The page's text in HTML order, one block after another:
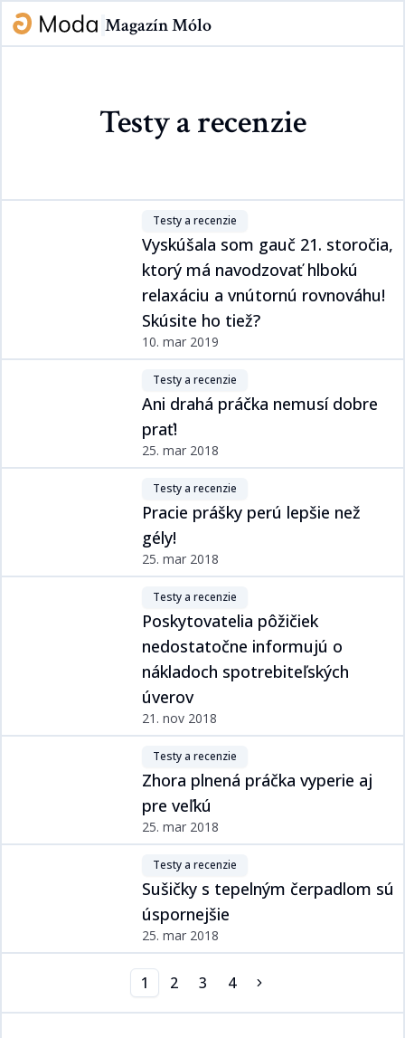
Magazín Mólo
Testy a recenzie​​​​‌ ‍ ​‍​‍‌‍ ‌ ​‍‌‍‍‌‌‍‌ ‌‍‍‌‌‍ ‍​‍​‍​ ‍‍​‍​‍‌ ​ ‌‍​‌‌‍ ‍‌‍‍‌‌ ‌​‌ ‍‌​‍ ‍‌‍‍‌‌‍ ​‍​‍​‍ ​​‍​‍‌‍‍​‌ ​‍‌‍‌‌‌‍‌‍​‍​‍​ ‍‍​‍​‍‌‍‍​‌ ‌​‌ ‌​‌ ​​​ ‍‍​‍ ​‍ ‌‍ ​‌‍ ‌‍​ ‌‍​‌‌‍ ​‌‍‍​‌‍ ‌ ​ ‌ ‌​​ ‍‍​ ​ ​ ​​​ ​​​ ​​​‍ ‌ ​ ‌ ‌​‌ ‌‌‌‍‌​‌‍‍‌‌‍ ​‍ ‌‍‍‌‌‍ ‍‌ ‌​‌‍‌‌‌‍ ‍‌ ‌​​‍ ‌‍‌‌‌‍‌​‌‍‍‌‌ ‌​​‍ ‌‍ ‌‌‍ ‌‍‌​‌‍‌‌​ ‌‌ ​​‌ ​‍‌‍‌‌‌ ​ ‌‍‌‌‌‍ ‍‌ ‌​‌‍​‌‌ ‌​‌‍‍‌‌‍ ‌‍ ‍​ ‍ ‌‍‍‌‌‍‌​​ ‌‌‍​ ‌‍​‌‌ ‌​‌‍‌‌‌‍‌ ‌‍ ‌ ​‍‌ ‍‌​‍ ‌​ ​‌​ ‌‍​ ‍ ‌ ‌​‌ ‍‌‌ ​​‌‍‌‌​ ‌‌‍​ ‌‍​‌‌ ‌​‌‍‌‌‌‍‌ ‌‍ ‌ ​‍‌ ‍‌​ ‍ ‌ ​​‌‍​‌‌ ‌​‌‍‍​​ ‌‌‍ ‍‌‍​‌‌‍ ‌‌‍‌‌​ ‌‍​‍‌‍​‌‌ ​ ‌‍‌‌‌‌‌‌‌ ​‍‌‍ ​​ ‌‌‍‍​‌ ‌​‌ ‌​‌ ​​​‍‌‌​ ​ ‌​​‌​‍‌‌​ ​‍‌​‌‍​‍‌‌​ ​‍‌​‌‍‌‍ ​‌‍ ‌‍​ ‌‍​‌‌‍ ​‌‍‍​‌‍ ‌ ​ ‌ ‌​​‍‌‌​ ​ ‌​​‌​ ​ ​ ​​​ ​​​ ​​​‍‌‌​ ​‍‌​‌‍‌ ​ ‌ ‌​‌ ‌‌‌‍‌​‌‍‍‌‌‍ ​‍‌‍‌‍‍‌‌‍‌​​ ‌‌‍​ ‌‍​‌‌ ‌​‌‍‌‌‌‍‌ ‌‍ ‌ ​‍‌ ‍‌​‍ ‌​ ​‌​ ‌‍​‍‌‍‌ ‌​‌ ‍‌‌ ​​‌‍‌‌​ ‌‌‍​ ‌‍​‌‌ ‌​‌‍‌‌‌‍‌ ‌‍ ‌ ​‍‌ ‍‌​‍‌‍‌ ​​‌‍​‌‌ ‌​‌‍‍​​ ‌‌‍ ‍‌‍​‌‌‍ ‌‌‍‌‌​‍‌‍‌ ​​‌‍‌‌‌ ​‍‌ ​ ‌ ​​‌‍‌‌‌‍​ ‌ ‌​‌‍‍‌‌ ‌‍‌‍‌‌​ ‌‌ ​​‌ ‌‌‌‍​‍‌‍ ​‌‍‍‌‌ ​ ‌‍‍​‌‍‌‌‌‍‌​​‍​‍‌ ‌
Testy a recenzie​​​​‌ ‍ ​‍​‍‌‍ ‌ ​‍‌‍‍‌‌‍‌ ‌‍‍‌‌‍ ‍​‍​‍​ ‍‍​‍​‍‌ ​ ‌‍​‌‌‍ ‍‌‍‍‌‌ ‌​‌ ‍‌​‍ ‍‌‍‍‌‌‍ ​‍​‍​‍ ​​‍​‍‌‍‍​‌ ​‍‌‍‌‌‌‍‌‍​‍​‍​ ‍‍​‍​‍‌‍‍​‌ ‌​‌ ‌​‌ ​​​ ‍‍​‍ ​‍ ‌‍ ​‌‍ ‌‍​ ‌‍​‌‌‍ ​‌‍‍​‌‍ ‌ ​ ‌ ‌​​ ‍‍​ ​ ​ ​​​ ​​​ ​​​‍ ‌ ​ ‌ ‌​‌ ‌‌‌‍‌​‌‍‍‌‌‍ ​‍ ‌‍‍‌‌‍ ‍‌ ‌​‌‍‌‌‌‍ ‍‌ ‌​​‍ ‌‍‌‌‌‍‌​‌‍‍‌‌ ‌​​‍ ‌‍ ‌‌‍ ‌‍‌​‌‍‌‌​ ‌‌ ​​‌ ​‍‌‍‌‌‌ ​ ‌‍‌‌‌‍ ‍‌ ‌​‌‍​‌‌ ‌​‌‍‍‌‌‍ ‌‍ ‍​ ‍ ‌‍‍‌‌‍‌​​ ‌‌‍​ ‌‍​‌‌ ‌​‌‍‌‌‌‍‌ ‌‍ ‌ ​‍‌ ‍‌​‍ ‌​ ​‌​ ‌‍​ ‍ ‌ ‌​‌ ‍‌‌ ​​‌‍‌‌​ ‌‌‍​ ‌‍​‌‌ ‌​‌‍‌‌‌‍‌ ‌‍ ‌ ​‍‌ ‍‌​ ‍ ‌ ​​‌‍​‌‌ ‌​‌‍‍​​ ‌‌‍ ‍‌‍​‌‌‍ ‌‌‍‌‌​ ‌‍​‍‌‍​‌‌ ​ ‌‍‌‌‌‌‌‌‌ ​‍‌‍ ​​ ‌‌‍‍​‌ ‌​‌ ‌​‌ ​​​‍‌‌​ ​ ‌​​‌​‍‌‌​ ​‍‌​‌‍​‍‌‌​ ​‍‌​‌‍‌‍ ​‌‍ ‌‍​ ‌‍​‌‌‍ ​‌‍‍​‌‍ ‌ ​ ‌ ‌​​‍‌‌​ ​ ‌​​‌​ ​ ​ ​​​ ​​​ ​​​‍‌‌​ ​‍‌​‌‍‌ ​ ‌ ‌​‌ ‌‌‌‍‌​‌‍‍‌‌‍ ​‍‌‍‌‍‍‌‌‍‌​​ ‌‌‍​ ‌‍​‌‌ ‌​‌‍‌‌‌‍‌ ‌‍ ‌ ​‍‌ ‍‌​‍ ‌​ ​‌​ ‌‍​‍‌‍‌ ‌​‌ ‍‌‌ ​​‌‍‌‌​ ‌‌‍​ ‌‍​‌‌ ‌​‌‍‌‌‌‍‌ ‌‍ ‌ ​‍‌ ‍‌​‍‌‍‌ ​​‌‍​‌‌ ‌​‌‍‍​​ ‌‌‍ ‍‌‍​‌‌‍ ‌‌‍‌‌​‍‌‍‌ ​​‌‍‌‌‌ ​‍‌ ​ ‌ ​​‌‍‌‌‌‍​ ‌ ‌​‌‍‍‌‌ ‌‍‌‍‌‌​ ‌‌ ​​‌ ‌‌‌‍​‍‌‍ ​‌‍‍‌‌ ​ ‌‍‍​‌‍‌‌‌‍‌​​‍​‍‌ ‌
Vyskúšala som gauč 21. storočia,
ktorý má navodzovať hlbokú
relaxáciu a vnútornú rovnováhu!
Skúsite ho tiež?​​​​‌ ‍ ​‍​‍‌‍ ‌ ​‍‌‍‍‌‌‍‌ ‌‍‍‌‌‍ ‍​‍​‍​ ‍‍​‍​‍‌ ​ ‌‍​‌‌‍ ‍‌‍‍‌‌ ‌​‌ ‍‌​‍ ‍‌‍‍‌‌‍ ​‍​‍​‍ ​​‍​‍‌‍‍​‌ ​‍‌‍‌‌‌‍‌‍​‍​‍​ ‍‍​‍​‍‌‍‍​‌ ‌​‌ ‌​‌ ​​​ ‍‍​‍ ​‍ ‌‍ ​‌‍ ‌‍​ ‌‍​‌‌‍ ​‌‍‍​‌‍ ‌ ​ ‌ ‌​​ ‍‍​ ​ ​ ​​​ ​​​ ​​​‍ ‌ ​ ‌ ‌​‌ ‌‌‌‍‌​‌‍‍‌‌‍ ​‍ ‌‍‍‌‌‍ ‍‌ ‌​‌‍‌‌‌‍ ‍‌ ‌​​‍ ‌‍‌‌‌‍‌​‌‍‍‌‌ ‌​​‍ ‌‍ ‌‌‍ ‌‍‌​‌‍‌‌​ ‌‌ ​​‌ ​‍‌‍‌‌‌ ​ ‌‍‌‌‌‍ ‍‌ ‌​‌‍​‌‌ ‌​‌‍‍‌‌‍ ‌‍ ‍​ ‍ ‌‍‍‌‌‍‌​​ ‌‌ ​​‌‍ ‌ ​ ‌ ‌​​‍ ‌​ ​‍​ ‍​​ ​‍​ ‍​​ ‌ ​ ‍‌​ ‍ ‌ ‌​‌ ‍‌‌ ​​‌‍‌‌​ ‌‌ ​​‌‍ ‌ ​ ‌ ‌​​ ‍ ‌ ​​‌‍​‌‌ ‌​‌‍‍​​ ‌‌ ‌​‌‍‍‌‌ ‌​‌‍ ​‌‍‌‌​ ‌‍​‍‌‍​‌‌ ​ ‌‍‌‌‌‌‌‌‌ ​‍‌‍ ​​ ‌‌‍‍​‌ ‌​‌ ‌​‌ ​​​‍‌‌​ ​ ‌​​‌​‍‌‌​ ​‍‌​‌‍​‍‌‌​ ​‍‌​‌‍‌‍ ​‌‍ ‌‍​ ‌‍​‌‌‍ ​‌‍‍​‌‍ ‌ ​ ‌ ‌​​‍‌‌​ ​ ‌​​‌​ ​ ​ ​​​ ​​​ ​​​‍‌‌​ ​‍‌​‌‍‌ ​ ‌ ‌​‌ ‌‌‌‍‌​‌‍‍‌‌‍ ​‍‌‍‌‍‍‌‌‍‌​​ ‌‌ ​​‌‍ ‌ ​ ‌ ‌​​‍ ‌​ ​‍​ ‍​​ ​‍​ ‍​​ ‌ ​ ‍‌​‍‌‍‌ ‌​‌ ‍‌‌ ​​‌‍‌‌​ ‌‌ ​​‌‍ ‌ ​ ‌ ‌​​‍‌‍‌ ​​‌‍​‌‌ ‌​‌‍‍​​ ‌‌ ‌​‌‍‍‌‌ ‌​‌‍ ​‌‍‌‌​‍‌‍‌ ​​‌‍‌‌‌ ​‍‌ ​ ‌ ​​‌‍‌‌‌‍​ ‌ ‌​‌‍‍‌‌ ‌‍‌‍‌‌​ ‌‌ ​​‌ ‌‌‌‍​‍‌‍ ​‌‍‍‌‌ ​ ‌‍‍​‌‍‌‌‌‍‌​​‍​‍‌ ‌
10. mar 2019
Testy a recenzie​​​​‌ ‍ ​‍​‍‌‍ ‌ ​‍‌‍‍‌‌‍‌ ‌‍‍‌‌‍ ‍​‍​‍​ ‍‍​‍​‍‌ ​ ‌‍​‌‌‍ ‍‌‍‍‌‌ ‌​‌ ‍‌​‍ ‍‌‍‍‌‌‍ ​‍​‍​‍ ​​‍​‍‌‍‍​‌ ​‍‌‍‌‌‌‍‌‍​‍​‍​ ‍‍​‍​‍‌‍‍​‌ ‌​‌ ‌​‌ ​​​ ‍‍​‍ ​‍ ‌‍ ​‌‍ ‌‍​ ‌‍​‌‌‍ ​‌‍‍​‌‍ ‌ ​ ‌ ‌​​ ‍‍​ ​ ​ ​​​ ​​​ ​​​‍ ‌ ​ ‌ ‌​‌ ‌‌‌‍‌​‌‍‍‌‌‍ ​‍ ‌‍‍‌‌‍ ‍‌ ‌​‌‍‌‌‌‍ ‍‌ ‌​​‍ ‌‍‌‌‌‍‌​‌‍‍‌‌ ‌​​‍ ‌‍ ‌‌‍ ‌‍‌​‌‍‌‌​ ‌‌ ​​‌ ​‍‌‍‌‌‌ ​ ‌‍‌‌‌‍ ‍‌ ‌​‌‍​‌‌ ‌​‌‍‍‌‌‍ ‌‍ ‍​ ‍ ‌‍‍‌‌‍‌​​ ‌‌‍​ ‌‍​‌‌ ‌​‌‍‌‌‌‍‌ ‌‍ ‌ ​‍‌ ‍‌​‍ ‌​ ​‌​ ‌‍​ ‍ ‌ ‌​‌ ‍‌‌ ​​‌‍‌‌​ ‌‌‍​ ‌‍​‌‌ ‌​‌‍‌‌‌‍‌ ‌‍ ‌ ​‍‌ ‍‌​ ‍ ‌ ​​‌‍​‌‌ ‌​‌‍‍​​ ‌‌‍ ‍‌‍​‌‌‍ ‌‌‍‌‌​ ‌‍​‍‌‍​‌‌ ​ ‌‍‌‌‌‌‌‌‌ ​‍‌‍ ​​ ‌‌‍‍​‌ ‌​‌ ‌​‌ ​​​‍‌‌​ ​ ‌​​‌​‍‌‌​ ​‍‌​‌‍​‍‌‌​ ​‍‌​‌‍‌‍ ​‌‍ ‌‍​ ‌‍​‌‌‍ ​‌‍‍​‌‍ ‌ ​ ‌ ‌​​‍‌‌​ ​ ‌​​‌​ ​ ​ ​​​ ​​​ ​​​‍‌‌​ ​‍‌​‌‍‌ ​ ‌ ‌​‌ ‌‌‌‍‌​‌‍‍‌‌‍ ​‍‌‍‌‍‍‌‌‍‌​​ ‌‌‍​ ‌‍​‌‌ ‌​‌‍‌‌‌‍‌ ‌‍ ‌ ​‍‌ ‍‌​‍ ‌​ ​‌​ ‌‍​‍‌‍‌ ‌​‌ ‍‌‌ ​​‌‍‌‌​ ‌‌‍​ ‌‍​‌‌ ‌​‌‍‌‌‌‍‌ ‌‍ ‌ ​‍‌ ‍‌​‍‌‍‌ ​​‌‍​‌‌ ‌​‌‍‍​​ ‌‌‍ ‍‌‍​‌‌‍ ‌‌‍‌‌​‍‌‍‌ ​​‌‍‌‌‌ ​‍‌ ​ ‌ ​​‌‍‌‌‌‍​ ‌ ‌​‌‍‍‌‌ ‌‍‌‍‌‌​ ‌‌ ​​‌ ‌‌‌‍​‍‌‍ ​‌‍‍‌‌ ​ ‌‍‍​‌‍‌‌‌‍‌​​‍​‍‌ ‌
Ani drahá práčka nemusí dobre
prať!​​​​‌ ‍ ​‍​‍‌‍ ‌ ​‍‌‍‍‌‌‍‌ ‌‍‍‌‌‍ ‍​‍​‍​ ‍‍​‍​‍‌ ​ ‌‍​‌‌‍ ‍‌‍‍‌‌ ‌​‌ ‍‌​‍ ‍‌‍‍‌‌‍ ​‍​‍​‍ ​​‍​‍‌‍‍​‌ ​‍‌‍‌‌‌‍‌‍​‍​‍​ ‍‍​‍​‍‌‍‍​‌ ‌​‌ ‌​‌ ​​​ ‍‍​‍ ​‍ ‌‍ ​‌‍ ‌‍​ ‌‍​‌‌‍ ​‌‍‍​‌‍ ‌ ​ ‌ ‌​​ ‍‍​ ​ ​ ​​​ ​​​ ​​​‍ ‌ ​ ‌ ‌​‌ ‌‌‌‍‌​‌‍‍‌‌‍ ​‍ ‌‍‍‌‌‍ ‍‌ ‌​‌‍‌‌‌‍ ‍‌ ‌​​‍ ‌‍‌‌‌‍‌​‌‍‍‌‌ ‌​​‍ ‌‍ ‌‌‍ ‌‍‌​‌‍‌‌​ ‌‌ ​​‌ ​‍‌‍‌‌‌ ​ ‌‍‌‌‌‍ ‍‌ ‌​‌‍​‌‌ ‌​‌‍‍‌‌‍ ‌‍ ‍​ ‍ ‌‍‍‌‌‍‌​​ ‌‌ ​​‌‍ ‌ ​ ‌ ‌​​‍ ‌​ ​‍​ ‍‌​ ​‍​ ‌‌​ ‌‌​ ‌ ​ ‍ ‌ ‌​‌ ‍‌‌ ​​‌‍‌‌​ ‌‌ ​​‌‍ ‌ ​ ‌ ‌​​ ‍ ‌ ​​‌‍​‌‌ ‌​‌‍‍​​ ‌‌ ‌​‌‍‍‌‌ ‌​‌‍ ​‌‍‌‌​ ‌‍​‍‌‍​‌‌ ​ ‌‍‌‌‌‌‌‌‌ ​‍‌‍ ​​ ‌‌‍‍​‌ ‌​‌ ‌​‌ ​​​‍‌‌​ ​ ‌​​‌​‍‌‌​ ​‍‌​‌‍​‍‌‌​ ​‍‌​‌‍‌‍ ​‌‍ ‌‍​ ‌‍​‌‌‍ ​‌‍‍​‌‍ ‌ ​ ‌ ‌​​‍‌‌​ ​ ‌​​‌​ ​ ​ ​​​ ​​​ ​​​‍‌‌​ ​‍‌​‌‍‌ ​ ‌ ‌​‌ ‌‌‌‍‌​‌‍‍‌‌‍ ​‍‌‍‌‍‍‌‌‍‌​​ ‌‌ ​​‌‍ ‌ ​ ‌ ‌​​‍ ‌​ ​‍​ ‍‌​ ​‍​ ‌‌​ ‌‌​ ‌ ​‍‌‍‌ ‌​‌ ‍‌‌ ​​‌‍‌‌​ ‌‌ ​​‌‍ ‌ ​ ‌ ‌​​‍‌‍‌ ​​‌‍​‌‌ ‌​‌‍‍​​ ‌‌ ‌​‌‍‍‌‌ ‌​‌‍ ​‌‍‌‌​‍‌‍‌ ​​‌‍‌‌‌ ​‍‌ ​ ‌ ​​‌‍‌‌‌‍​ ‌ ‌​‌‍‍‌‌ ‌‍‌‍‌‌​ ‌‌ ​​‌ ‌‌‌‍​‍‌‍ ​‌‍‍‌‌ ​ ‌‍‍​‌‍‌‌‌‍‌​​‍​‍‌ ‌
25. mar 2018
Testy a recenzie​​​​‌ ‍ ​‍​‍‌‍ ‌ ​‍‌‍‍‌‌‍‌ ‌‍‍‌‌‍ ‍​‍​‍​ ‍‍​‍​‍‌ ​ ‌‍​‌‌‍ ‍‌‍‍‌‌ ‌​‌ ‍‌​‍ ‍‌‍‍‌‌‍ ​‍​‍​‍ ​​‍​‍‌‍‍​‌ ​‍‌‍‌‌‌‍‌‍​‍​‍​ ‍‍​‍​‍‌‍‍​‌ ‌​‌ ‌​‌ ​​​ ‍‍​‍ ​‍ ‌‍ ​‌‍ ‌‍​ ‌‍​‌‌‍ ​‌‍‍​‌‍ ‌ ​ ‌ ‌​​ ‍‍​ ​ ​ ​​​ ​​​ ​​​‍ ‌ ​ ‌ ‌​‌ ‌‌‌‍‌​‌‍‍‌‌‍ ​‍ ‌‍‍‌‌‍ ‍‌ ‌​‌‍‌‌‌‍ ‍‌ ‌​​‍ ‌‍‌‌‌‍‌​‌‍‍‌‌ ‌​​‍ ‌‍ ‌‌‍ ‌‍‌​‌‍‌‌​ ‌‌ ​​‌ ​‍‌‍‌‌‌ ​ ‌‍‌‌‌‍ ‍‌ ‌​‌‍​‌‌ ‌​‌‍‍‌‌‍ ‌‍ ‍​ ‍ ‌‍‍‌‌‍‌​​ ‌‌‍​ ‌‍​‌‌ ‌​‌‍‌‌‌‍‌ ‌‍ ‌ ​‍‌ ‍‌​‍ ‌​ ​‌​ ‌‍​ ‍ ‌ ‌​‌ ‍‌‌ ​​‌‍‌‌​ ‌‌‍​ ‌‍​‌‌ ‌​‌‍‌‌‌‍‌ ‌‍ ‌ ​‍‌ ‍‌​ ‍ ‌ ​​‌‍​‌‌ ‌​‌‍‍​​ ‌‌‍ ‍‌‍​‌‌‍ ‌‌‍‌‌​ ‌‍​‍‌‍​‌‌ ​ ‌‍‌‌‌‌‌‌‌ ​‍‌‍ ​​ ‌‌‍‍​‌ ‌​‌ ‌​‌ ​​​‍‌‌​ ​ ‌​​‌​‍‌‌​ ​‍‌​‌‍​‍‌‌​ ​‍‌​‌‍‌‍ ​‌‍ ‌‍​ ‌‍​‌‌‍ ​‌‍‍​‌‍ ‌ ​ ‌ ‌​​‍‌‌​ ​ ‌​​‌​ ​ ​ ​​​ ​​​ ​​​‍‌‌​ ​‍‌​‌‍‌ ​ ‌ ‌​‌ ‌‌‌‍‌​‌‍‍‌‌‍ ​‍‌‍‌‍‍‌‌‍‌​​ ‌‌‍​ ‌‍​‌‌ ‌​‌‍‌‌‌‍‌ ‌‍ ‌ ​‍‌ ‍‌​‍ ‌​ ​‌​ ‌‍​‍‌‍‌ ‌​‌ ‍‌‌ ​​‌‍‌‌​ ‌‌‍​ ‌‍​‌‌ ‌​‌‍‌‌‌‍‌ ‌‍ ‌ ​‍‌ ‍‌​‍‌‍‌ ​​‌‍​‌‌ ‌​‌‍‍​​ ‌‌‍ ‍‌‍​‌‌‍ ‌‌‍‌‌​‍‌‍‌ ​​‌‍‌‌‌ ​‍‌ ​ ‌ ​​‌‍‌‌‌‍​ ‌ ‌​‌‍‍‌‌ ‌‍‌‍‌‌​ ‌‌ ​​‌ ‌‌‌‍​‍‌‍ ​‌‍‍‌‌ ​ ‌‍‍​‌‍‌‌‌‍‌​​‍​‍‌ ‌
Pracie prášky perú lepšie než
gély!​​​​‌ ‍ ​‍​‍‌‍ ‌ ​‍‌‍‍‌‌‍‌ ‌‍‍‌‌‍ ‍​‍​‍​ ‍‍​‍​‍‌ ​ ‌‍​‌‌‍ ‍‌‍‍‌‌ ‌​‌ ‍‌​‍ ‍‌‍‍‌‌‍ ​‍​‍​‍ ​​‍​‍‌‍‍​‌ ​‍‌‍‌‌‌‍‌‍​‍​‍​ ‍‍​‍​‍‌‍‍​‌ ‌​‌ ‌​‌ ​​​ ‍‍​‍ ​‍ ‌‍ ​‌‍ ‌‍​ ‌‍​‌‌‍ ​‌‍‍​‌‍ ‌ ​ ‌ ‌​​ ‍‍​ ​ ​ ​​​ ​​​ ​​​‍ ‌ ​ ‌ ‌​‌ ‌‌‌‍‌​‌‍‍‌‌‍ ​‍ ‌‍‍‌‌‍ ‍‌ ‌​‌‍‌‌‌‍ ‍‌ ‌​​‍ ‌‍‌‌‌‍‌​‌‍‍‌‌ ‌​​‍ ‌‍ ‌‌‍ ‌‍‌​‌‍‌‌​ ‌‌ ​​‌ ​‍‌‍‌‌‌ ​ ‌‍‌‌‌‍ ‍‌ ‌​‌‍​‌‌ ‌​‌‍‍‌‌‍ ‌‍ ‍​ ‍ ‌‍‍‌‌‍‌​​ ‌‌ ​​‌‍ ‌ ​ ‌ ‌​​‍ ‌​ ​‍​ ‍‌​ ​‍​ ‌‍​ ​ ​ ​‌​ ‍ ‌ ‌​‌ ‍‌‌ ​​‌‍‌‌​ ‌‌ ​​‌‍ ‌ ​ ‌ ‌​​ ‍ ‌ ​​‌‍​‌‌ ‌​‌‍‍​​ ‌‌ ‌​‌‍‍‌‌ ‌​‌‍ ​‌‍‌‌​ ‌‍​‍‌‍​‌‌ ​ ‌‍‌‌‌‌‌‌‌ ​‍‌‍ ​​ ‌‌‍‍​‌ ‌​‌ ‌​‌ ​​​‍‌‌​ ​ ‌​​‌​‍‌‌​ ​‍‌​‌‍​‍‌‌​ ​‍‌​‌‍‌‍ ​‌‍ ‌‍​ ‌‍​‌‌‍ ​‌‍‍​‌‍ ‌ ​ ‌ ‌​​‍‌‌​ ​ ‌​​‌​ ​ ​ ​​​ ​​​ ​​​‍‌‌​ ​‍‌​‌‍‌ ​ ‌ ‌​‌ ‌‌‌‍‌​‌‍‍‌‌‍ ​‍‌‍‌‍‍‌‌‍‌​​ ‌‌ ​​‌‍ ‌ ​ ‌ ‌​​‍ ‌​ ​‍​ ‍‌​ ​‍​ ‌‍​ ​ ​ ​‌​‍‌‍‌ ‌​‌ ‍‌‌ ​​‌‍‌‌​ ‌‌ ​​‌‍ ‌ ​ ‌ ‌​​‍‌‍‌ ​​‌‍​‌‌ ‌​‌‍‍​​ ‌‌ ‌​‌‍‍‌‌ ‌​‌‍ ​‌‍‌‌​‍‌‍‌ ​​‌‍‌‌‌ ​‍‌ ​ ‌ ​​‌‍‌‌‌‍​ ‌ ‌​‌‍‍‌‌ ‌‍‌‍‌‌​ ‌‌ ​​‌ ‌‌‌‍​‍‌‍ ​‌‍‍‌‌ ​ ‌‍‍​‌‍‌‌‌‍‌​​‍​‍‌ ‌
25. mar 2018
Testy a recenzie​​​​‌ ‍ ​‍​‍‌‍ ‌ ​‍‌‍‍‌‌‍‌ ‌‍‍‌‌‍ ‍​‍​‍​ ‍‍​‍​‍‌ ​ ‌‍​‌‌‍ ‍‌‍‍‌‌ ‌​‌ ‍‌​‍ ‍‌‍‍‌‌‍ ​‍​‍​‍ ​​‍​‍‌‍‍​‌ ​‍‌‍‌‌‌‍‌‍​‍​‍​ ‍‍​‍​‍‌‍‍​‌ ‌​‌ ‌​‌ ​​​ ‍‍​‍ ​‍ ‌‍ ​‌‍ ‌‍​ ‌‍​‌‌‍ ​‌‍‍​‌‍ ‌ ​ ‌ ‌​​ ‍‍​ ​ ​ ​​​ ​​​ ​​​‍ ‌ ​ ‌ ‌​‌ ‌‌‌‍‌​‌‍‍‌‌‍ ​‍ ‌‍‍‌‌‍ ‍‌ ‌​‌‍‌‌‌‍ ‍‌ ‌​​‍ ‌‍‌‌‌‍‌​‌‍‍‌‌ ‌​​‍ ‌‍ ‌‌‍ ‌‍‌​‌‍‌‌​ ‌‌ ​​‌ ​‍‌‍‌‌‌ ​ ‌‍‌‌‌‍ ‍‌ ‌​‌‍​‌‌ ‌​‌‍‍‌‌‍ ‌‍ ‍​ ‍ ‌‍‍‌‌‍‌​​ ‌‌‍​ ‌‍​‌‌ ‌​‌‍‌‌‌‍‌ ‌‍ ‌ ​‍‌ ‍‌​‍ ‌​ ​‌​ ‌‍​ ‍ ‌ ‌​‌ ‍‌‌ ​​‌‍‌‌​ ‌‌‍​ ‌‍​‌‌ ‌​‌‍‌‌‌‍‌ ‌‍ ‌ ​‍‌ ‍‌​ ‍ ‌ ​​‌‍​‌‌ ‌​‌‍‍​​ ‌‌‍ ‍‌‍​‌‌‍ ‌‌‍‌‌​ ‌‍​‍‌‍​‌‌ ​ ‌‍‌‌‌‌‌‌‌ ​‍‌‍ ​​ ‌‌‍‍​‌ ‌​‌ ‌​‌ ​​​‍‌‌​ ​ ‌​​‌​‍‌‌​ ​‍‌​‌‍​‍‌‌​ ​‍‌​‌‍‌‍ ​‌‍ ‌‍​ ‌‍​‌‌‍ ​‌‍‍​‌‍ ‌ ​ ‌ ‌​​‍‌‌​ ​ ‌​​‌​ ​ ​ ​​​ ​​​ ​​​‍‌‌​ ​‍‌​‌‍‌ ​ ‌ ‌​‌ ‌‌‌‍‌​‌‍‍‌‌‍ ​‍‌‍‌‍‍‌‌‍‌​​ ‌‌‍​ ‌‍​‌‌ ‌​‌‍‌‌‌‍‌ ‌‍ ‌ ​‍‌ ‍‌​‍ ‌​ ​‌​ ‌‍​‍‌‍‌ ‌​‌ ‍‌‌ ​​‌‍‌‌​ ‌‌‍​ ‌‍​‌‌ ‌​‌‍‌‌‌‍‌ ‌‍ ‌ ​‍‌ ‍‌​‍‌‍‌ ​​‌‍​‌‌ ‌​‌‍‍​​ ‌‌‍ ‍‌‍​‌‌‍ ‌‌‍‌‌​‍‌‍‌ ​​‌‍‌‌‌ ​‍‌ ​ ‌ ​​‌‍‌‌‌‍​ ‌ ‌​‌‍‍‌‌ ‌‍‌‍‌‌​ ‌‌ ​​‌ ‌‌‌‍​‍‌‍ ​‌‍‍‌‌ ​ ‌‍‍​‌‍‌‌‌‍‌​​‍​‍‌ ‌
Poskytovatelia pôžičiek
nedostatočne informujú o
nákladoch spotrebiteľských
úverov​​​​‌ ‍ ​‍​‍‌‍ ‌ ​‍‌‍‍‌‌‍‌ ‌‍‍‌‌‍ ‍​‍​‍​ ‍‍​‍​‍‌ ​ ‌‍​‌‌‍ ‍‌‍‍‌‌ ‌​‌ ‍‌​‍ ‍‌‍‍‌‌‍ ​‍​‍​‍ ​​‍​‍‌‍‍​‌ ​‍‌‍‌‌‌‍‌‍​‍​‍​ ‍‍​‍​‍‌‍‍​‌ ‌​‌ ‌​‌ ​​​ ‍‍​‍ ​‍ ‌‍ ​‌‍ ‌‍​ ‌‍​‌‌‍ ​‌‍‍​‌‍ ‌ ​ ‌ ‌​​ ‍‍​ ​ ​ ​​​ ​​​ ​​​‍ ‌ ​ ‌ ‌​‌ ‌‌‌‍‌​‌‍‍‌‌‍ ​‍ ‌‍‍‌‌‍ ‍‌ ‌​‌‍‌‌‌‍ ‍‌ ‌​​‍ ‌‍‌‌‌‍‌​‌‍‍‌‌ ‌​​‍ ‌‍ ‌‌‍ ‌‍‌​‌‍‌‌​ ‌‌ ​​‌ ​‍‌‍‌‌‌ ​ ‌‍‌‌‌‍ ‍‌ ‌​‌‍​‌‌ ‌​‌‍‍‌‌‍ ‌‍ ‍​ ‍ ‌‍‍‌‌‍‌​​ ‌‌ ​​‌‍ ‌ ​ ‌ ‌​​‍ ‌​ ​‍​ ‍‌​ ​‍​ ‌‍​ ​‍​ ​ ​ ‍ ‌ ‌​‌ ‍‌‌ ​​‌‍‌‌​ ‌‌ ​​‌‍ ‌ ​ ‌ ‌​​ ‍ ‌ ​​‌‍​‌‌ ‌​‌‍‍​​ ‌‌ ‌​‌‍‍‌‌ ‌​‌‍ ​‌‍‌‌​ ‌‍​‍‌‍​‌‌ ​ ‌‍‌‌‌‌‌‌‌ ​‍‌‍ ​​ ‌‌‍‍​‌ ‌​‌ ‌​‌ ​​​‍‌‌​ ​ ‌​​‌​‍‌‌​ ​‍‌​‌‍​‍‌‌​ ​‍‌​‌‍‌‍ ​‌‍ ‌‍​ ‌‍​‌‌‍ ​‌‍‍​‌‍ ‌ ​ ‌ ‌​​‍‌‌​ ​ ‌​​‌​ ​ ​ ​​​ ​​​ ​​​‍‌‌​ ​‍‌​‌‍‌ ​ ‌ ‌​‌ ‌‌‌‍‌​‌‍‍‌‌‍ ​‍‌‍‌‍‍‌‌‍‌​​ ‌‌ ​​‌‍ ‌ ​ ‌ ‌​​‍ ‌​ ​‍​ ‍‌​ ​‍​ ‌‍​ ​‍​ ​ ​‍‌‍‌ ‌​‌ ‍‌‌ ​​‌‍‌‌​ ‌‌ ​​‌‍ ‌ ​ ‌ ‌​​‍‌‍‌ ​​‌‍​‌‌ ‌​‌‍‍​​ ‌‌ ‌​‌‍‍‌‌ ‌​‌‍ ​‌‍‌‌​‍‌‍‌ ​​‌‍‌‌‌ ​‍‌ ​ ‌ ​​‌‍‌‌‌‍​ ‌ ‌​‌‍‍‌‌ ‌‍‌‍‌‌​ ‌‌ ​​‌ ‌‌‌‍​‍‌‍ ​‌‍‍‌‌ ​ ‌‍‍​‌‍‌‌‌‍‌​​‍​‍‌ ‌
21. nov 2018
Testy a recenzie​​​​‌ ‍ ​‍​‍‌‍ ‌ ​‍‌‍‍‌‌‍‌ ‌‍‍‌‌‍ ‍​‍​‍​ ‍‍​‍​‍‌ ​ ‌‍​‌‌‍ ‍‌‍‍‌‌ ‌​‌ ‍‌​‍ ‍‌‍‍‌‌‍ ​‍​‍​‍ ​​‍​‍‌‍‍​‌ ​‍‌‍‌‌‌‍‌‍​‍​‍​ ‍‍​‍​‍‌‍‍​‌ ‌​‌ ‌​‌ ​​​ ‍‍​‍ ​‍ ‌‍ ​‌‍ ‌‍​ ‌‍​‌‌‍ ​‌‍‍​‌‍ ‌ ​ ‌ ‌​​ ‍‍​ ​ ​ ​​​ ​​​ ​​​‍ ‌ ​ ‌ ‌​‌ ‌‌‌‍‌​‌‍‍‌‌‍ ​‍ ‌‍‍‌‌‍ ‍‌ ‌​‌‍‌‌‌‍ ‍‌ ‌​​‍ ‌‍‌‌‌‍‌​‌‍‍‌‌ ‌​​‍ ‌‍ ‌‌‍ ‌‍‌​‌‍‌‌​ ‌‌ ​​‌ ​‍‌‍‌‌‌ ​ ‌‍‌‌‌‍ ‍‌ ‌​‌‍​‌‌ ‌​‌‍‍‌‌‍ ‌‍ ‍​ ‍ ‌‍‍‌‌‍‌​​ ‌‌‍​ ‌‍​‌‌ ‌​‌‍‌‌‌‍‌ ‌‍ ‌ ​‍‌ ‍‌​‍ ‌​ ​‌​ ‌‍​ ‍ ‌ ‌​‌ ‍‌‌ ​​‌‍‌‌​ ‌‌‍​ ‌‍​‌‌ ‌​‌‍‌‌‌‍‌ ‌‍ ‌ ​‍‌ ‍‌​ ‍ ‌ ​​‌‍​‌‌ ‌​‌‍‍​​ ‌‌‍ ‍‌‍​‌‌‍ ‌‌‍‌‌​ ‌‍​‍‌‍​‌‌ ​ ‌‍‌‌‌‌‌‌‌ ​‍‌‍ ​​ ‌‌‍‍​‌ ‌​‌ ‌​‌ ​​​‍‌‌​ ​ ‌​​‌​‍‌‌​ ​‍‌​‌‍​‍‌‌​ ​‍‌​‌‍‌‍ ​‌‍ ‌‍​ ‌‍​‌‌‍ ​‌‍‍​‌‍ ‌ ​ ‌ ‌​​‍‌‌​ ​ ‌​​‌​ ​ ​ ​​​ ​​​ ​​​‍‌‌​ ​‍‌​‌‍‌ ​ ‌ ‌​‌ ‌‌‌‍‌​‌‍‍‌‌‍ ​‍‌‍‌‍‍‌‌‍‌​​ ‌‌‍​ ‌‍​‌‌ ‌​‌‍‌‌‌‍‌ ‌‍ ‌ ​‍‌ ‍‌​‍ ‌​ ​‌​ ‌‍​‍‌‍‌ ‌​‌ ‍‌‌ ​​‌‍‌‌​ ‌‌‍​ ‌‍​‌‌ ‌​‌‍‌‌‌‍‌ ‌‍ ‌ ​‍‌ ‍‌​‍‌‍‌ ​​‌‍​‌‌ ‌​‌‍‍​​ ‌‌‍ ‍‌‍​‌‌‍ ‌‌‍‌‌​‍‌‍‌ ​​‌‍‌‌‌ ​‍‌ ​ ‌ ​​‌‍‌‌‌‍​ ‌ ‌​‌‍‍‌‌ ‌‍‌‍‌‌​ ‌‌ ​​‌ ‌‌‌‍​‍‌‍ ​‌‍‍‌‌ ​ ‌‍‍​‌‍‌‌‌‍‌​​‍​‍‌ ‌
Zhora plnená práčka vyperie aj
pre veľkú​​​​‌ ‍ ​‍​‍‌‍ ‌ ​‍‌‍‍‌‌‍‌ ‌‍‍‌‌‍ ‍​‍​‍​ ‍‍​‍​‍‌ ​ ‌‍​‌‌‍ ‍‌‍‍‌‌ ‌​‌ ‍‌​‍ ‍‌‍‍‌‌‍ ​‍​‍​‍ ​​‍​‍‌‍‍​‌ ​‍‌‍‌‌‌‍‌‍​‍​‍​ ‍‍​‍​‍‌‍‍​‌ ‌​‌ ‌​‌ ​​​ ‍‍​‍ ​‍ ‌‍ ​‌‍ ‌‍​ ‌‍​‌‌‍ ​‌‍‍​‌‍ ‌ ​ ‌ ‌​​ ‍‍​ ​ ​ ​​​ ​​​ ​​​‍ ‌ ​ ‌ ‌​‌ ‌‌‌‍‌​‌‍‍‌‌‍ ​‍ ‌‍‍‌‌‍ ‍‌ ‌​‌‍‌‌‌‍ ‍‌ ‌​​‍ ‌‍‌‌‌‍‌​‌‍‍‌‌ ‌​​‍ ‌‍ ‌‌‍ ‌‍‌​‌‍‌‌​ ‌‌ ​​‌ ​‍‌‍‌‌‌ ​ ‌‍‌‌‌‍ ‍‌ ‌​‌‍​‌‌ ‌​‌‍‍‌‌‍ ‌‍ ‍​ ‍ ‌‍‍‌‌‍‌​​ ‌‌ ​​‌‍ ‌ ​ ‌ ‌​​‍ ‌​ ​‍​ ‍‌​ ​‍​ ‌‍​ ​‍​ ​‌​ ‍ ‌ ‌​‌ ‍‌‌ ​​‌‍‌‌​ ‌‌ ​​‌‍ ‌ ​ ‌ ‌​​ ‍ ‌ ​​‌‍​‌‌ ‌​‌‍‍​​ ‌‌ ‌​‌‍‍‌‌ ‌​‌‍ ​‌‍‌‌​ ‌‍​‍‌‍​‌‌ ​ ‌‍‌‌‌‌‌‌‌ ​‍‌‍ ​​ ‌‌‍‍​‌ ‌​‌ ‌​‌ ​​​‍‌‌​ ​ ‌​​‌​‍‌‌​ ​‍‌​‌‍​‍‌‌​ ​‍‌​‌‍‌‍ ​‌‍ ‌‍​ ‌‍​‌‌‍ ​‌‍‍​‌‍ ‌ ​ ‌ ‌​​‍‌‌​ ​ ‌​​‌​ ​ ​ ​​​ ​​​ ​​​‍‌‌​ ​‍‌​‌‍‌ ​ ‌ ‌​‌ ‌‌‌‍‌​‌‍‍‌‌‍ ​‍‌‍‌‍‍‌‌‍‌​​ ‌‌ ​​‌‍ ‌ ​ ‌ ‌​​‍ ‌​ ​‍​ ‍‌​ ​‍​ ‌‍​ ​‍​ ​‌​‍‌‍‌ ‌​‌ ‍‌‌ ​​‌‍‌‌​ ‌‌ ​​‌‍ ‌ ​ ‌ ‌​​‍‌‍‌ ​​‌‍​‌‌ ‌​‌‍‍​​ ‌‌ ‌​‌‍‍‌‌ ‌​‌‍ ​‌‍‌‌​‍‌‍‌ ​​‌‍‌‌‌ ​‍‌ ​ ‌ ​​‌‍‌‌‌‍​ ‌ ‌​‌‍‍‌‌ ‌‍‌‍‌‌​ ‌‌ ​​‌ ‌‌‌‍​‍‌‍ ​‌‍‍‌‌ ​ ‌‍‍​‌‍‌‌‌‍‌​​‍​‍‌ ‌
25. mar 2018
Testy a recenzie​​​​‌ ‍ ​‍​‍‌‍ ‌ ​‍‌‍‍‌‌‍‌ ‌‍‍‌‌‍ ‍​‍​‍​ ‍‍​‍​‍‌ ​ ‌‍​‌‌‍ ‍‌‍‍‌‌ ‌​‌ ‍‌​‍ ‍‌‍‍‌‌‍ ​‍​‍​‍ ​​‍​‍‌‍‍​‌ ​‍‌‍‌‌‌‍‌‍​‍​‍​ ‍‍​‍​‍‌‍‍​‌ ‌​‌ ‌​‌ ​​​ ‍‍​‍ ​‍ ‌‍ ​‌‍ ‌‍​ ‌‍​‌‌‍ ​‌‍‍​‌‍ ‌ ​ ‌ ‌​​ ‍‍​ ​ ​ ​​​ ​​​ ​​​‍ ‌ ​ ‌ ‌​‌ ‌‌‌‍‌​‌‍‍‌‌‍ ​‍ ‌‍‍‌‌‍ ‍‌ ‌​‌‍‌‌‌‍ ‍‌ ‌​​‍ ‌‍‌‌‌‍‌​‌‍‍‌‌ ‌​​‍ ‌‍ ‌‌‍ ‌‍‌​‌‍‌‌​ ‌‌ ​​‌ ​‍‌‍‌‌‌ ​ ‌‍‌‌‌‍ ‍‌ ‌​‌‍​‌‌ ‌​‌‍‍‌‌‍ ‌‍ ‍​ ‍ ‌‍‍‌‌‍‌​​ ‌‌‍​ ‌‍​‌‌ ‌​‌‍‌‌‌‍‌ ‌‍ ‌ ​‍‌ ‍‌​‍ ‌​ ​‌​ ‌‍​ ‍ ‌ ‌​‌ ‍‌‌ ​​‌‍‌‌​ ‌‌‍​ ‌‍​‌‌ ‌​‌‍‌‌‌‍‌ ‌‍ ‌ ​‍‌ ‍‌​ ‍ ‌ ​​‌‍​‌‌ ‌​‌‍‍​​ ‌‌‍ ‍‌‍​‌‌‍ ‌‌‍‌‌​ ‌‍​‍‌‍​‌‌ ​ ‌‍‌‌‌‌‌‌‌ ​‍‌‍ ​​ ‌‌‍‍​‌ ‌​‌ ‌​‌ ​​​‍‌‌​ ​ ‌​​‌​‍‌‌​ ​‍‌​‌‍​‍‌‌​ ​‍‌​‌‍‌‍ ​‌‍ ‌‍​ ‌‍​‌‌‍ ​‌‍‍​‌‍ ‌ ​ ‌ ‌​​‍‌‌​ ​ ‌​​‌​ ​ ​ ​​​ ​​​ ​​​‍‌‌​ ​‍‌​‌‍‌ ​ ‌ ‌​‌ ‌‌‌‍‌​‌‍‍‌‌‍ ​‍‌‍‌‍‍‌‌‍‌​​ ‌‌‍​ ‌‍​‌‌ ‌​‌‍‌‌‌‍‌ ‌‍ ‌ ​‍‌ ‍‌​‍ ‌​ ​‌​ ‌‍​‍‌‍‌ ‌​‌ ‍‌‌ ​​‌‍‌‌​ ‌‌‍​ ‌‍​‌‌ ‌​‌‍‌‌‌‍‌ ‌‍ ‌ ​‍‌ ‍‌​‍‌‍‌ ​​‌‍​‌‌ ‌​‌‍‍​​ ‌‌‍ ‍‌‍​‌‌‍ ‌‌‍‌‌​‍‌‍‌ ​​‌‍‌‌‌ ​‍‌ ​ ‌ ​​‌‍‌‌‌‍​ ‌ ‌​‌‍‍‌‌ ‌‍‌‍‌‌​ ‌‌ ​​‌ ‌‌‌‍​‍‌‍ ​‌‍‍‌‌ ​ ‌‍‍​‌‍‌‌‌‍‌​​‍​‍‌ ‌
Sušičky s tepelným čerpadlom sú
úspornejšie​​​​‌ ‍ ​‍​‍‌‍ ‌ ​‍‌‍‍‌‌‍‌ ‌‍‍‌‌‍ ‍​‍​‍​ ‍‍​‍​‍‌ ​ ‌‍​‌‌‍ ‍‌‍‍‌‌ ‌​‌ ‍‌​‍ ‍‌‍‍‌‌‍ ​‍​‍​‍ ​​‍​‍‌‍‍​‌ ​‍‌‍‌‌‌‍‌‍​‍​‍​ ‍‍​‍​‍‌‍‍​‌ ‌​‌ ‌​‌ ​​​ ‍‍​‍ ​‍ ‌‍ ​‌‍ ‌‍​ ‌‍​‌‌‍ ​‌‍‍​‌‍ ‌ ​ ‌ ‌​​ ‍‍​ ​ ​ ​​​ ​​​ ​​​‍ ‌ ​ ‌ ‌​‌ ‌‌‌‍‌​‌‍‍‌‌‍ ​‍ ‌‍‍‌‌‍ ‍‌ ‌​‌‍‌‌‌‍ ‍‌ ‌​​‍ ‌‍‌‌‌‍‌​‌‍‍‌‌ ‌​​‍ ‌‍ ‌‌‍ ‌‍‌​‌‍‌‌​ ‌‌ ​​‌ ​‍‌‍‌‌‌ ​ ‌‍‌‌‌‍ ‍‌ ‌​‌‍​‌‌ ‌​‌‍‍‌‌‍ ‌‍ ‍​ ‍ ‌‍‍‌‌‍‌​​ ‌‌ ​​‌‍ ‌ ​ ‌ ‌​​‍ ‌​ ​‍​ ‍‌​ ​‍​ ‌‍​ ‌​​ ‌ ​ ‍ ‌ ‌​‌ ‍‌‌ ​​‌‍‌‌​ ‌‌ ​​‌‍ ‌ ​ ‌ ‌​​ ‍ ‌ ​​‌‍​‌‌ ‌​‌‍‍​​ ‌‌ ‌​‌‍‍‌‌ ‌​‌‍ ​‌‍‌‌​ ‌‍​‍‌‍​‌‌ ​ ‌‍‌‌‌‌‌‌‌ ​‍‌‍ ​​ ‌‌‍‍​‌ ‌​‌ ‌​‌ ​​​‍‌‌​ ​ ‌​​‌​‍‌‌​ ​‍‌​‌‍​‍‌‌​ ​‍‌​‌‍‌‍ ​‌‍ ‌‍​ ‌‍​‌‌‍ ​‌‍‍​‌‍ ‌ ​ ‌ ‌​​‍‌‌​ ​ ‌​​‌​ ​ ​ ​​​ ​​​ ​​​‍‌‌​ ​‍‌​‌‍‌ ​ ‌ ‌​‌ ‌‌‌‍‌​‌‍‍‌‌‍ ​‍‌‍‌‍‍‌‌‍‌​​ ‌‌ ​​‌‍ ‌ ​ ‌ ‌​​‍ ‌​ ​‍​ ‍‌​ ​‍​ ‌‍​ ‌​​ ‌ ​‍‌‍‌ ‌​‌ ‍‌‌ ​​‌‍‌‌​ ‌‌ ​​‌‍ ‌ ​ ‌ ‌​​‍‌‍‌ ​​‌‍​‌‌ ‌​‌‍‍​​ ‌‌ ‌​‌‍‍‌‌ ‌​‌‍ ​‌‍‌‌​‍‌‍‌ ​​‌‍‌‌‌ ​‍‌ ​ ‌ ​​‌‍‌‌‌‍​ ‌ ‌​‌‍‍‌‌ ‌‍‌‍‌‌​ ‌‌ ​​‌ ‌‌‌‍​‍‌‍ ​‌‍‍‌‌ ​ ‌‍‍​‌‍‌‌‌‍‌​​‍​‍‌ ‌
25. mar 2018
1 2 3 4